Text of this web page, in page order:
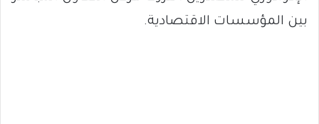
بين المؤسسات الاقتصادية.